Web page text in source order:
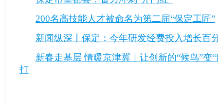
200名高技能人才被命名为第二届“保定工匠”
新闻纵深丨保定：今年研发经费投入增长百
新春走基层 情暖京津冀｜让创新的“候鸟”变
打